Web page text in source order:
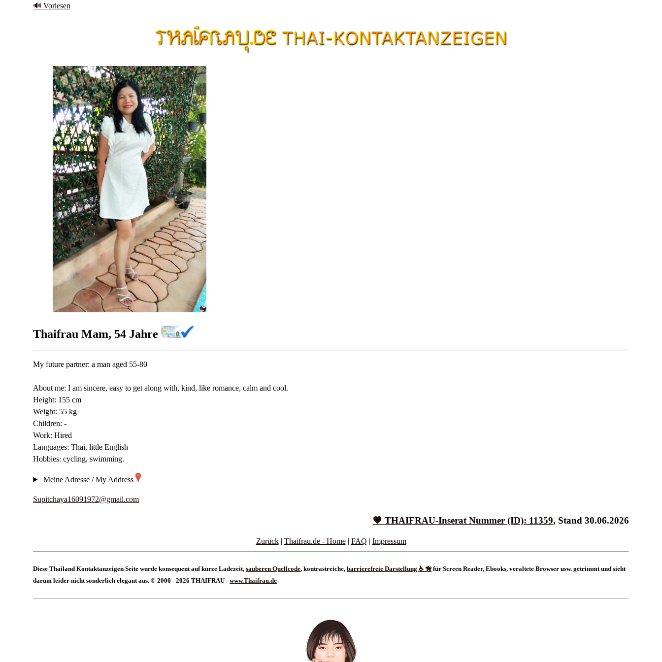
🔊 Vorlesen
Thaifrau Mam, 54 Jahre
My future partner: a man aged 55-80
About me: I am sincere, easy to get along with, kind, like romance, calm and cool.
Height: 155 cm
Weight: 55 kg
Children: -
Work: Hired
Languages: Thai, little English
Hobbies: cycling, swimming.
Meine Adresse / My Address
Supitchaya16091972@gmail.com
🧡 THAIFRAU-Inserat Nummer (ID): 11359, Stand 30.06.2026
Zurück| Thaifrau.de - Home| FAQ | Impressum
Diese Thailand Kontaktanzeigen Seite wurde konsequent auf kurze Ladezeit,sauberen Quellcode, kontrastreiche,barrierefreie Darstellung ♿ 🦮 für Screen Reader, Ebooks, veraltete Browser usw. getrimmt und sieht
darum leider nicht sonderlich elegant aus. © 2000 - 2026 THAIFRAU -www.Thaifrau.de